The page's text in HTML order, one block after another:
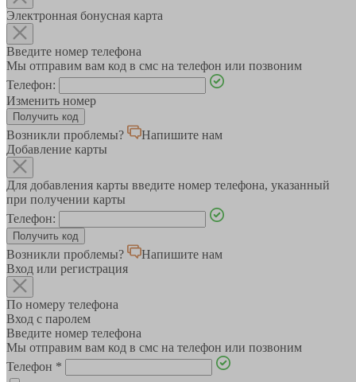
Электронная бонусная карта
Введите номер телефона
Мы отправим вам код в смс на телефон или позвоним
Телефон:
Изменить номер
Возникли проблемы?
Напишите нам
Добавление карты
Для добавления карты введите номер телефона, указанный
при получении карты
Телефон:
Возникли проблемы?
Напишите нам
Вход или регистрация
По номеру телефона
Вход с паролем
Введите номер телефона
Мы отправим вам код в смс на телефон или позвоним
Телефон *